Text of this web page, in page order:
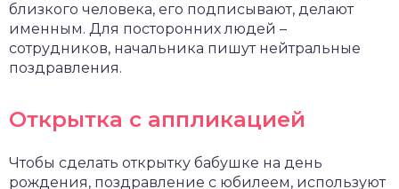
близкого человека, его подписывают, делают
именным. Для посторонних людей –
сотрудников, начальника пишут нейтральные
поздравления.
Открытка с аппликацией
Чтобы сделать открытку бабушке на день
рождения, поздравление с юбилеем, используют